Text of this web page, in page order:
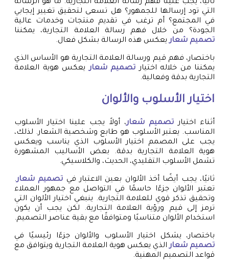
ثانيًا، يجب علينا فهم رسالة العلامة التجارية. ما هو الرسالة
التي تود إرسالها للجمهور؟ هل تسعى لتحقيق تغيير إيجابي
في المجتمع؟ أم ترغب في تقديم منتجات وخدمات عالية
الجودة؟ من خلال فهم رسالة العلامة التجارية، يمكننا
تصميم شعاريعكس هذه الرسالة بشكل فعال.
باختصار، فهم قيم ورسالة العلامة التجارية هو الأساس الذي
يمكننا من خلاله اختيار تصميم شعاريعكس هوية العلامة
التجارية بدقة وفعالية.
اختيار الأسلوب والألوان
أثناء اختيارتصميم شعار، أولاً يجب علينا اختيار الأسلوب
المناسب. يعتبر الأسلوب هو طابع وشخصية الشعار. لذلك،
يجب على المصمم اختيار الأسلوب الذي يناسب ويعكس
هوية العلامة التجارية بدقة. بعض الأساليب المشهورة
تشمل الأسلوب التقليدي، الحديث، والكلاسيكي.
ثانيًا، يجب أيضًا أخذ الألوان بعين الاعتبار في تصميم شعار.
تعتبر الألوان جزءًا حاسمًا في التواصل مع جمهور العملاء
وتحقيق تذكر قوي للعلامة التجارية. ينبغي اختيار الألوان التي
ترمز إلى قيم ورؤية العلامة التجارية. لكن يجب أن يكون
استخدام الألوان متناسبًا ومتوافقًا مع بقية عناصر التصميم.
باختصار، يشكل اختيار الأسلوب والألوان جزءًا رئيسيًا في
تصميم شعارالذي يعكس هوية العلامة التجارية ويتوافق مع
قواعد التصميم المهنية.